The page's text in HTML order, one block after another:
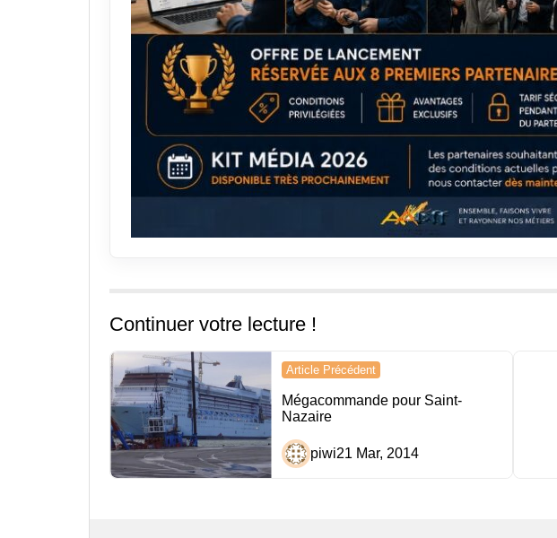
Continuer votre lecture !
Navigation
de
l’article
Article Précédent
Mégacommande pour Saint-
Nazaire
piwi21 Mar, 2014